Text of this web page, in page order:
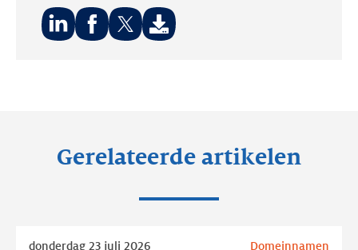
Gerelateerde artikelen
donderdag 23 juli 2026 Domeinnamen